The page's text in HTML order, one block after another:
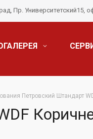
Пр. Университетский15,
Петровский Штандарт